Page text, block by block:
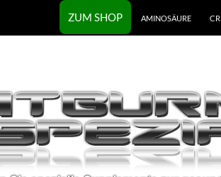
ZUM SHOP AMINOSÄURE